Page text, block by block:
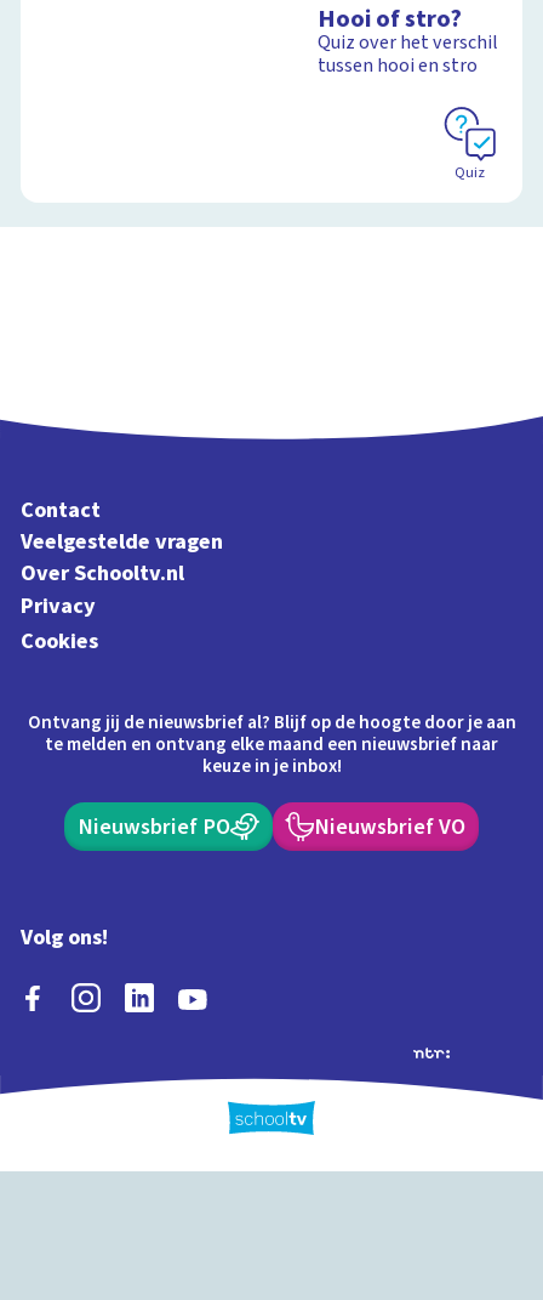
Hooi of stro?
Quiz over het verschil
tussen hooi en stro
Quiz
Contact
Veelgestelde vragen
Over Schooltv.nl
Privacy
Cookies
Ontvang jij de nieuwsbrief al? Blijf op de hoogte door je aan
te melden en ontvang elke maand een nieuwsbrief naar
keuze in je inbox!
Nieuwsbrief PO Nieuwsbrief VO
Volg ons!